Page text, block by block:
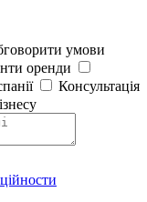
умови
оренди
Консультація